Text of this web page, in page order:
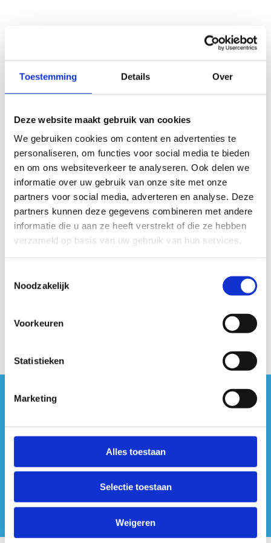
Toestemming Details Over
Deze website maakt gebruik van cookies
We gebruiken cookies om content en advertenties te
personaliseren, om functies voor social media te bieden
en om ons websiteverkeer te analyseren. Ook delen we
informatie over uw gebruik van onze site met onze
partners voor social media, adverteren en analyse. Deze
partners kunnen deze gegevens combineren met andere
informatie die u aan ze heeft verstrekt of die ze hebben
verzameld op basis van uw gebruik van hun services.
Noodzakelijk
Voorkeuren
Statistieken
Marketing
Alles toestaan
Selectie toestaan
Weigeren
#sportersbelevenmeer
ook op sociale media